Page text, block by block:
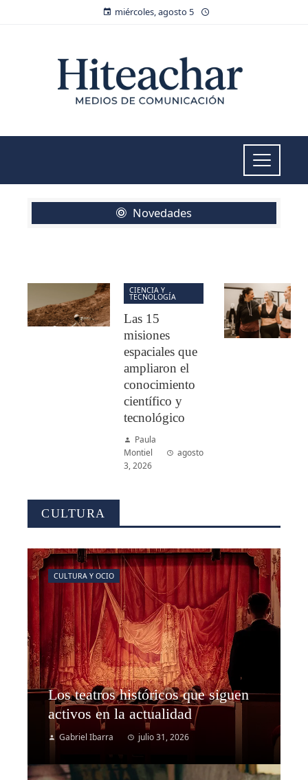
miércoles, agosto 5
Novedades
CIENCIA Y
TECNOLOGÍA
Las 15
misiones
espaciales que
ampliaron el
conocimiento
científico y
tecnológico
Paula
Montiel
agosto
3, 2026
CULTURA
Los teatros históricos que siguen
activos en la actualidad
Gabriel Ibarra julio 31, 2026
CULTURA Y OCIO